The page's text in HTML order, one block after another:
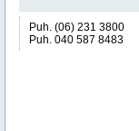
Puh. (06) 231 3800
Puh. 040 587 8483